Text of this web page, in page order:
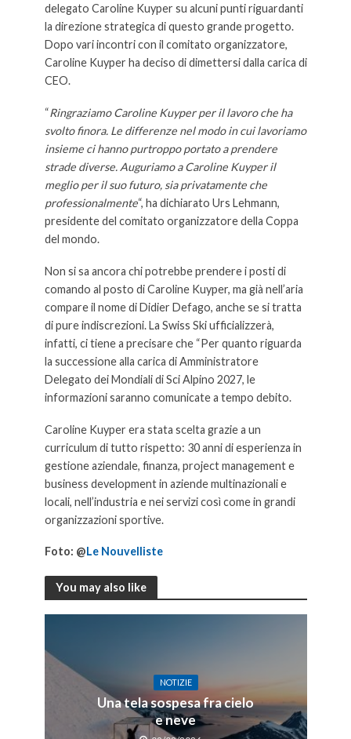
delegato Caroline Kuyper su alcuni punti riguardanti
la direzione strategica di questo grande progetto.
Dopo vari incontri con il comitato organizzatore,
Caroline Kuyper ha deciso di dimettersi dalla carica di
CEO.
“Ringraziamo Caroline Kuyper per il lavoro che ha
svolto finora. Le differenze nel modo in cui lavoriamo
insieme ci hanno purtroppo portato a prendere
strade diverse. Auguriamo a Caroline Kuyper il
meglio per il suo futuro, sia privatamente che
professionalmente“, ha dichiarato Urs Lehmann,
presidente del comitato organizzatore della Coppa
del mondo.
Non si sa ancora chi potrebbe prendere i posti di
comando al posto di Caroline Kuyper, ma già nell’aria
compare il nome di Didier Defago, anche se si tratta
di pure indiscrezioni. La Swiss Ski ufficializzerà,
infatti, ci tiene a precisare che “Per quanto riguarda
la successione alla carica di Amministratore
Delegato dei Mondiali di Sci Alpino 2027, le
informazioni saranno comunicate a tempo debito.
Caroline Kuyper era stata scelta grazie a un
curriculum di tutto rispetto: 30 anni di esperienza in
gestione aziendale, finanza, project management e
business development in aziende multinazionali e
locali, nell’industria e nei servizi così come in grandi
organizzazioni sportive.
Foto: @Le Nouvelliste
You may also like
NOTIZIE
Una tela sospesa fra cielo
e neve